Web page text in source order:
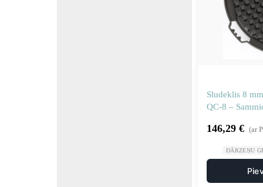
Sludeklis 8
QC-8 –
146,29 € (ar
DĀRZEŅU